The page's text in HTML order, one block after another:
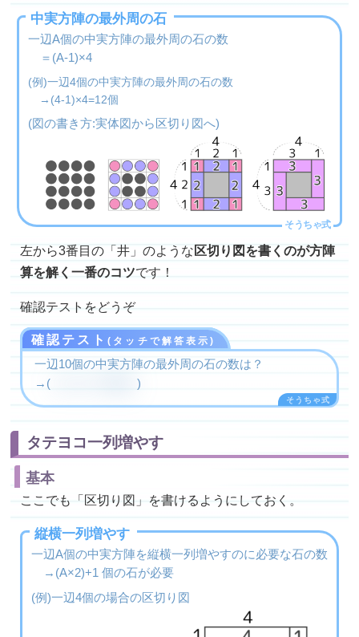
中実方陣の最外周の石
一辺A個の中実方陣の最外周の石の数
＝(A-1)×4
(例)一辺4個の中実方陣の最外周の石の数
→(4-1)×4=12個
(図の書き方:実体図から区切り図へ)
左から3番目の「井」のような区切り図を書くのが方陣
算を解く一番のコツです！
確認テストをどうぞ
確認テスト(タッチで解答表示)
一辺10個の中実方陣の最外周の石の数は？
→(
)
タテヨコ一列増やす
基本
ここでも「区切り図」を書けるようにしておく。
縦横一列増やす
一辺A個の中実方陣を縦横一列増やすのに必要な石の数
→(A×2)+1 個の石が必要
(例)一辺4個の場合の区切り図